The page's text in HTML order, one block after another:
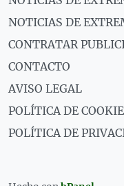
NOTICIAS DE
CONTRATAR
CONTACTO
AVISO LEGAL
POLÍTICA DE
POLÍTICA DE